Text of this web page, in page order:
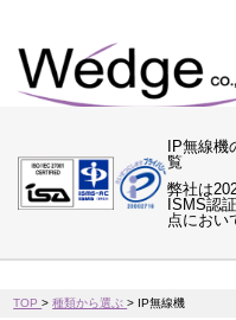
IP無線機
覧
弊社は
ISMS認
点におい
TOP>種類から選ぶ> IP無線機